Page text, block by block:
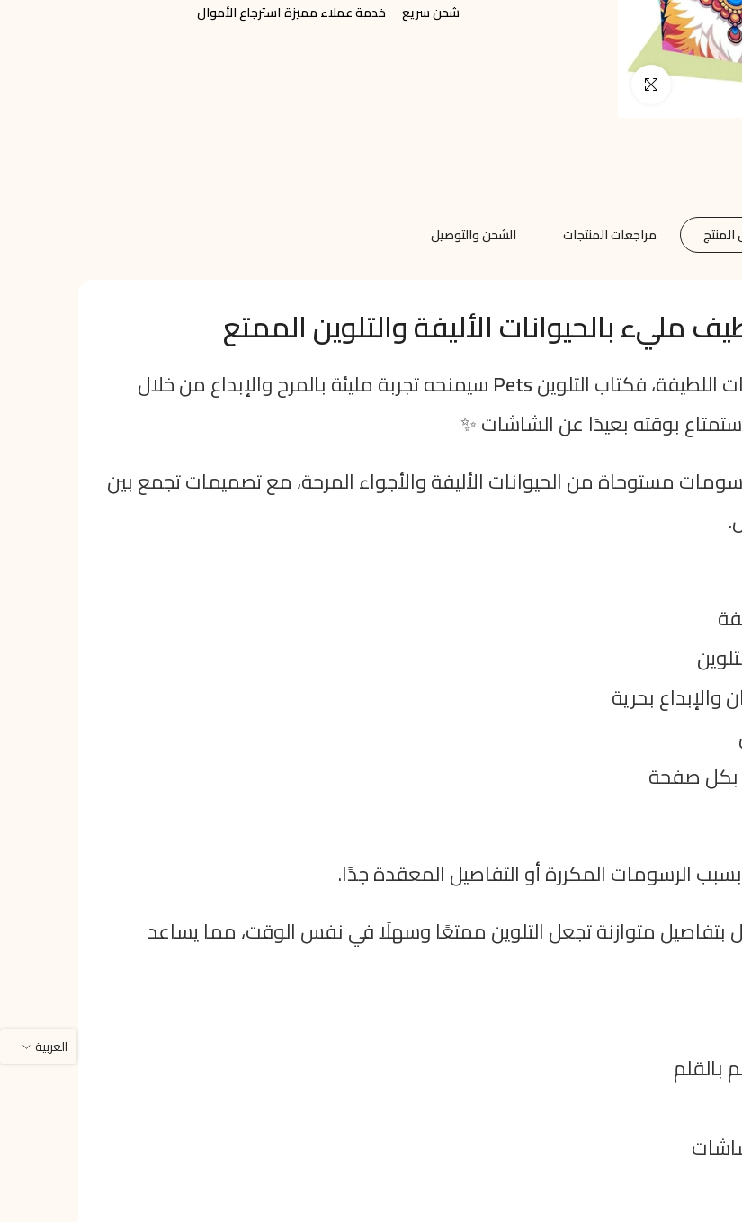
انقر للتكبير
شحن سريع خدمة عملاء مميزةاسترجاع الأموال
مراجعات المنتجات الشحن والتوصيل
اللطيفة، فكتاب التلوينPetsسيمنحه تجربة مليئة بالمرح والإبداع من خلال
بوقته بعيدًا عن الشاشات ✨
مستوحاة من الحيوانات الأليفة والأجواء المرحة، مع تصميمات تجمع بين
بحرية
بكل صفحة
الرسومات المكررة أو التفاصيل المعقدة جدًا.
بتفاصيل متوازنة تجعل التلوين ممتعًا وسهلًا في نفس الوقت، مما يساعد
بالقلم
العربية